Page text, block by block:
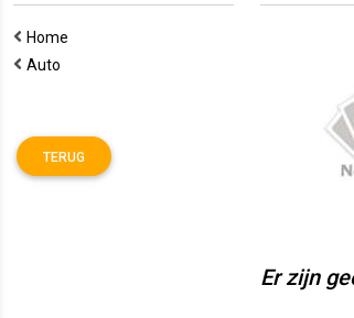
Home
Auto
TERUG
Er zijn